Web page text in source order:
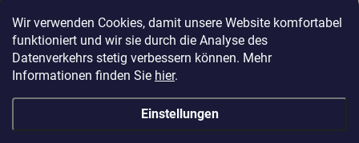
Wir verwenden Cookies, damit unsere Website komfortabel
funktioniert und wir sie durch die Analyse des
Datenverkehrs stetig verbessern können. Mehr
Informationen finden Sie hier.
Einstellungen